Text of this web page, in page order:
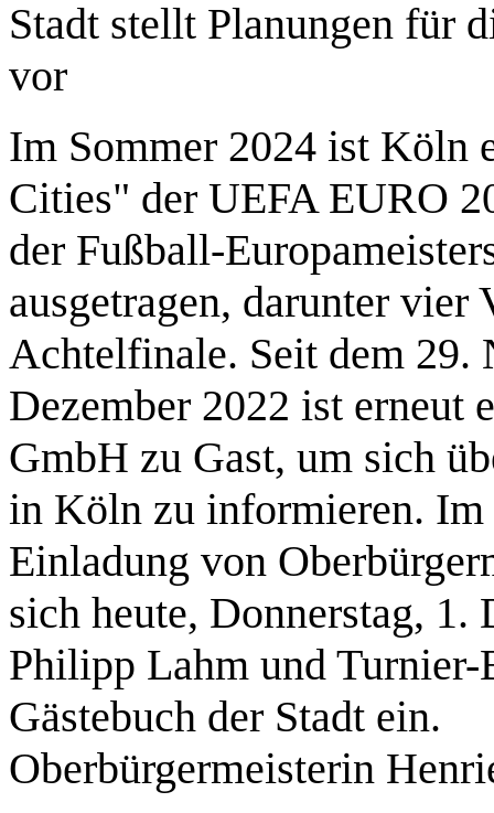
Stadt stellt Planungen für
vor
Im Sommer 2024 ist Köln
Cities" der UEFA EURO
der Fußball-
ausgetragen, darunter vier
Achtelfinale. Seit dem 29.
Dezember 2022 ist erneut
GmbH zu Gast, um sich
in Köln zu informieren. Im
Einladung von
sich heute, Donnerstag, 1.
Philipp Lahm und
Gästebuch der Stadt ein.
Oberbürgermeisterin